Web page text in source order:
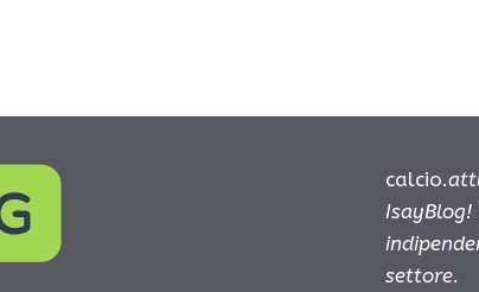
calcio.
settore.